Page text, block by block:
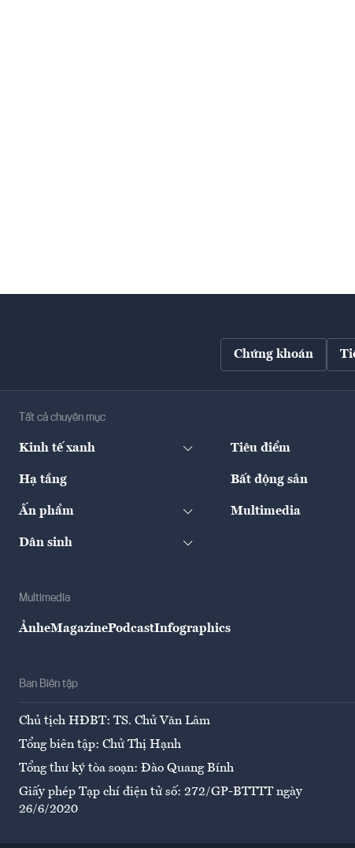
Chứng khoán
Tất cả chuyên mục
Kinh tế xanh Tiêu điểm
Hạ tầng Bất động sản
Ấn phẩm Multimedia
Dân sinh
Multimedia
ẢnheMagazinePodcastInfographics
Ban Biên tập
Chủ tịch HĐBT: TS. Chử Văn Lâm
Tổng biên tập: Chử Thị Hạnh
Tổng thư ký tòa soạn: Đào Quang Bính
Giấy phép Tạp chí điện tử số: 272/GP-BTTTT ngày
26/6/2020